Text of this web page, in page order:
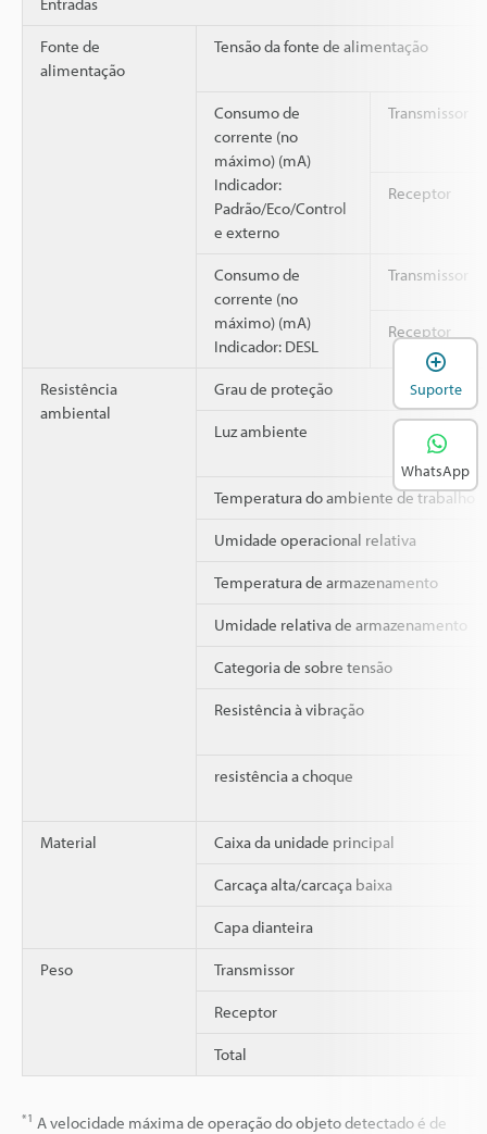
Fonte de
alimentação
Tensão da fonte de alimentação
Consumo de
corrente (no
máximo) (mA)
Indicador:
Padrão/Eco/Control
e externo
Transmissor
Receptor
Consumo de
corrente (no
máximo) (mA)
Indicador: DESL
Transmissor
Receptor
Resistência
ambiental
Grau de proteção
Luz ambiente
Temperatura do ambiente de trabalho
Umidade operacional relativa
Temperatura de armazenamento
Umidade relativa de armazenamento
Categoria de sobre tensão
Resistência à vibração
resistência a choque
Material Caixa da unidade principal
Carcaça alta/carcaça baixa
Capa dianteira
Peso Transmissor
Receptor
Total
*1 A velocidade máxima de operação do objeto detectado é de
Suporte
WhatsApp